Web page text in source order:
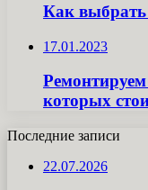
Как
17.01.2023
которых
Последние записи
22.07.2026